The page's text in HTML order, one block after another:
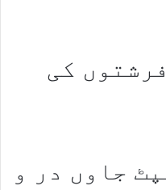
کی
جاوں در و